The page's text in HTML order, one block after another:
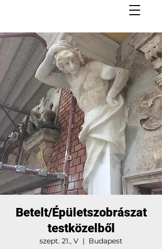
Betelt/Épületszobrászat
testközelből
szept. 21., V
  |
Budapest